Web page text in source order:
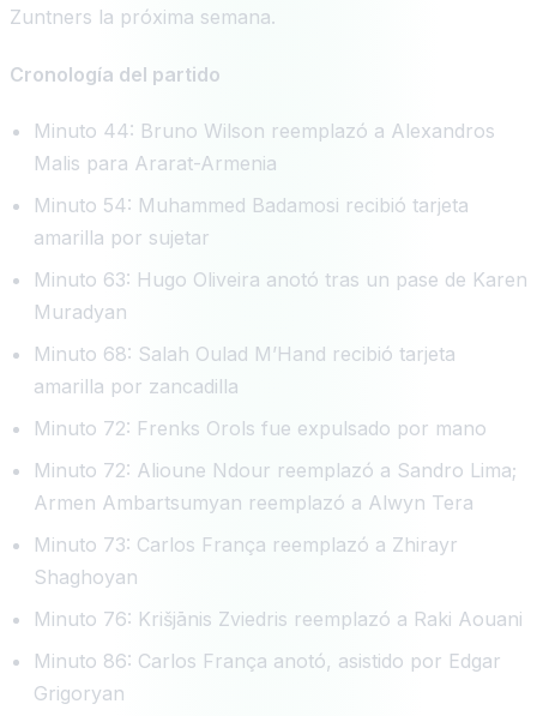
Zuntners la próxima semana.
Cronología del partido
Minuto 44: Bruno Wilson reemplazó a Alexandros
Malis para Ararat-Armenia
Minuto 54: Muhammed Badamosi recibió tarjeta
amarilla por sujetar
Minuto 63: Hugo Oliveira anotó tras un pase de Karen
Muradyan
Minuto 68: Salah Oulad M’Hand recibió tarjeta
amarilla por zancadilla
Minuto 72: Frenks Orols fue expulsado por mano
Minuto 72: Alioune Ndour reemplazó a Sandro Lima;
Armen Ambartsumyan reemplazó a Alwyn Tera
Minuto 73: Carlos França reemplazó a Zhirayr
Shaghoyan
Minuto 76: Krišjānis Zviedris reemplazó a Raki Aouani
Minuto 86: Carlos França anotó, asistido por Edgar
Grigoryan